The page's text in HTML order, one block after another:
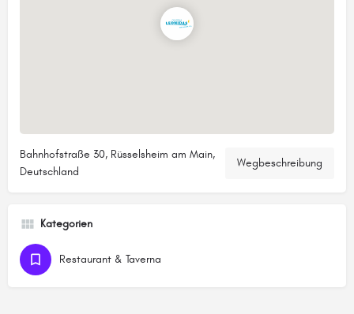
Bahnhofstraße 30, Rüsselsheim am Main,
Deutschland
Wegbeschreibung
Kategorien
Restaurant & Taverna